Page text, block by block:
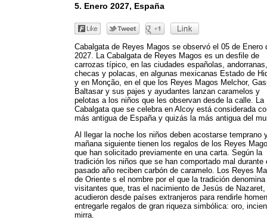
5. Enero 2027, España
Cabalgata de Reyes Magos se observó el 05 de Enero
2027. La Cabalgata de Reyes Magos es un desfile de
carrozas típico, en las ciudades españolas, andorranas,
checas y polacas, en algunas mexicanas Estado de
y en Monção, en el que los Reyes Magos Melchor,
Baltasar y sus pajes y ayudantes lanzan caramelos y
pelotas a los niños que les observan desde la calle. La
Cabalgata que se celebra en Alcoy está considerada
más antigua de España y quizás la más antigua del
Al llegar la noche los niños deben acostarse temprano
mañana siguiente tienen los regalos de los Reyes
que han solicitado previamente en una carta. Según la
tradición los niños que se han comportado mal durante
pasado año reciben carbón de caramelo. Los Reyes
de Oriente s el nombre por el que la tradición
visitantes que, tras el nacimiento de Jesús de Nazaret,
acudieron desde países extranjeros para rendirle
entregarle regalos de gran riqueza simbólica: oro,
mirra.